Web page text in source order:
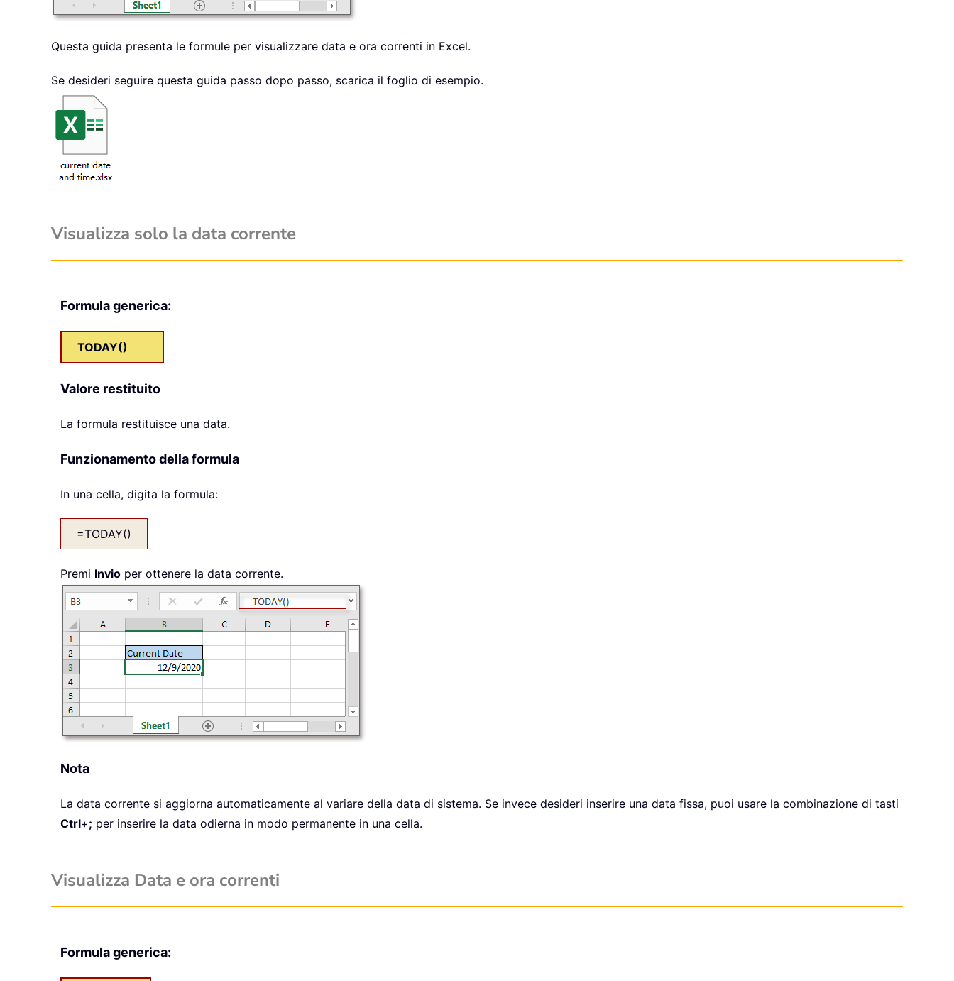
Questa guida presenta le formule per visualizzare data e ora correnti in Excel.
Se desideri seguire questa guida passo dopo passo, scarica il foglio di esempio.
Visualizza solo la data corrente
Formula generica:
TODAY()
Valore restituito
La formula restituisce una data.
Funzionamento della formula
In una cella, digita la formula:
=TODAY()
Premi Invio per ottenere la data corrente.
Nota
La data corrente si aggiorna automaticamente al variare della data di sistema. Se invece desideri inserire una data fissa, puoi usare la combinazione di tasti
Ctrl+; per inserire la data odierna in modo permanente in una cella.
Visualizza Data e ora correnti
Formula generica: